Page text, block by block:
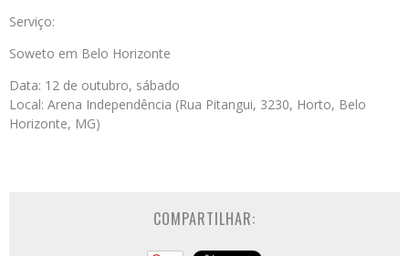
Serviço:
Soweto em Belo Horizonte
Data: 12 de outubro, sábado
Local: Arena Independência (Rua Pitangui, 3230, Horto, Belo
Horizonte, MG)
COMPARTILHAR: